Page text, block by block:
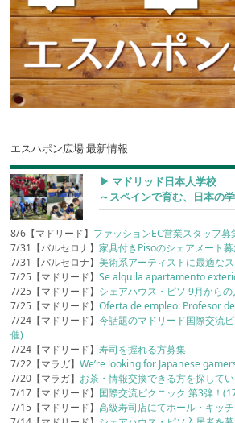
エスハポン広場 最新情報
▶︎ マドリッド日本人学校
～スペインで育む、日本の
8/6【マドリード】 ファッションEC営業スタッフ募
7/31【バルセロナ】家具付きPisoのシェアメート
7/31【バルセロナ】美術系アーティストに最適な
7/25【マドリード】Se alquila apartamento
7/25【マドリード】 シェアハウス・ピソ 9月から
7/25【マドリード】Oferta de empleo: Profesor
7/24【マドリード】今話題のマドリード国際交流
催)
7/24【マドリード】寿司を握れる方募集
7/22【マラガ】We’re looking for Japanese
7/20【マラガ】 お茶・情報交換できる方を探して
7/17【マドリード】 国際交流ピクニック 第3弾！
7/15【マドリード】高級寿司店にてホール・キッ